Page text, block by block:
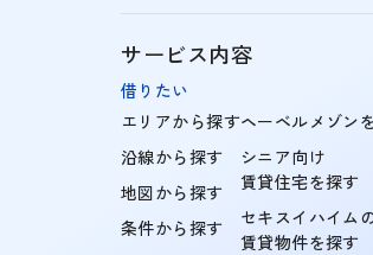
サービス内容
借りたい
エリアから探す
沿線から探す
地図から探す
条件から探す
ヘーベルメゾン
シニア向け
賃貸住宅を探す
セキスイハイム
賃貸物件を探す